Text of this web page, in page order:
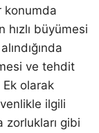
konumda
büyümesi
ve tehdit
Ek olarak
ilgili
zorlukları gibi